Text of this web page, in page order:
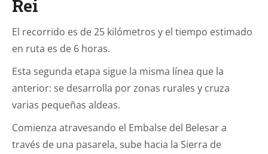
Rei
El recorrido es de 25 kilómetros y el tiempo estimado
en ruta es de 6 horas.
Esta segunda etapa sigue la misma línea que la
anterior: se desarrolla por zonas rurales y cruza
varias pequeñas aldeas.
Comienza atravesando el Embalse del Belesar a
través de una pasarela, sube hacia la Sierra de